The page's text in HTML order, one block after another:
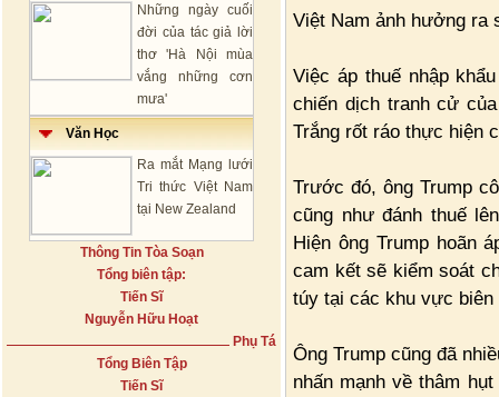
Những ngày cuối
đời của tác giả lời
thơ 'Hà Nội mùa
vắng những cơn
mưa'
Văn Học
Ra mắt Mạng lưới
Tri thức Việt Nam
tại New Zealand
Thông Tin Tòa Soạn
Tổng biên tập:
Tiến Sĩ
Nguyễn Hữu Hoạt
Phụ Tá
Tổng Biên Tập
Tiến Sĩ
Việt Nam ảnh hưởng ra
Việc áp thuế nhập
chiến dịch tranh cử
Trắng rốt ráo thực hiện
Trước đó, ông Trump
cũng như đánh thuế
Hiện ông Trump hoãn
cam kết sẽ kiểm soát
túy tại các khu vực
Ông Trump cũng đã
nhấn mạnh về thâm